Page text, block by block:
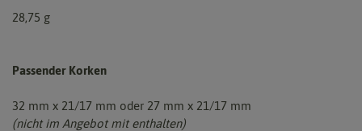
28,75 g
Passender Korken
32 mm x 21/17 mm oder 27 mm x 21/17 mm
(nicht im Angebot mit enthalten)